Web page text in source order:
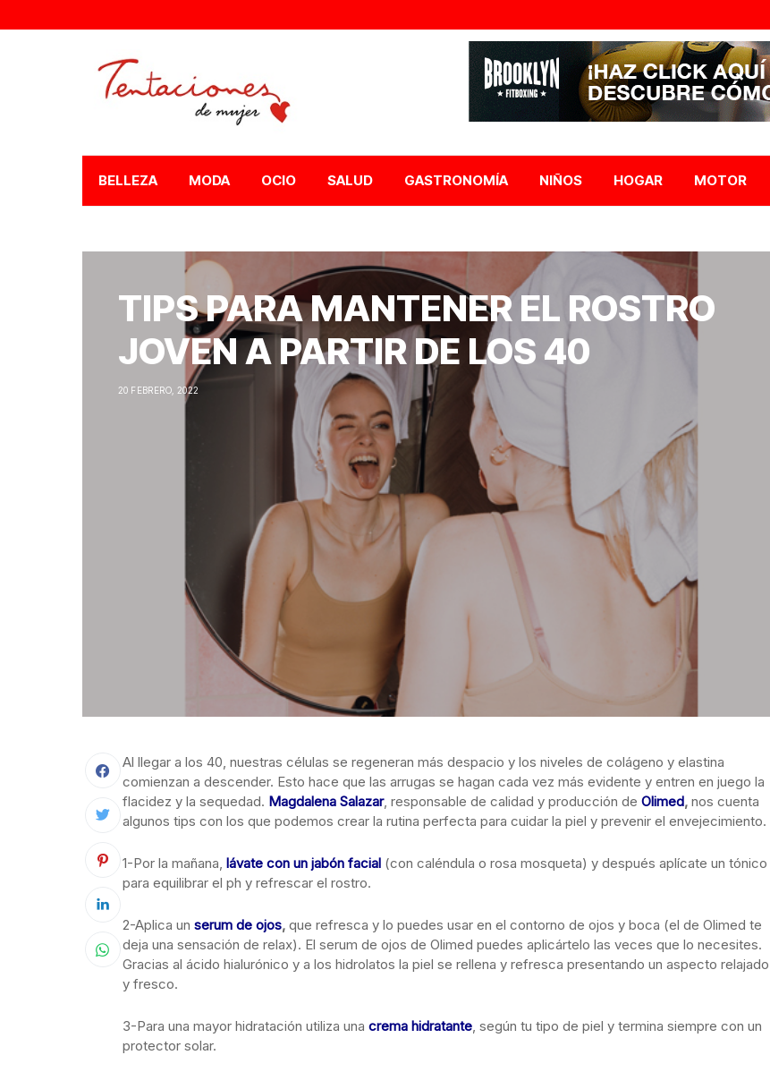
BELLEZA MODA OCIO SALUD GASTRONOMÍA NIÑOS HOGAR MOTOR
TIPS PARA MANTENER EL ROSTRO
JOVEN A PARTIR DE LOS 40
20 FEBRERO, 2022
Al llegar a los 40, nuestras células se regeneran más despacio y los niveles de colágeno y elastina
comienzan a descender. Esto hace que las arrugas se hagan cada vez más evidente y entren en juego la
flacidez y la sequedad. Magdalena Salazar, responsable de calidad y producción de Olimed, nos cuenta
algunos tips con los que podemos crear la rutina perfecta para cuidar la piel y prevenir el envejecimiento.
1-Por la mañana, lávate con un jabón facial (con caléndula o rosa mosqueta) y después aplícate un tónico
para equilibrar el ph y refrescar el rostro.
2-Aplica un serum de ojos, que refresca y lo puedes usar en el contorno de ojos y boca (el de Olimed te
deja una sensación de relax). El serum de ojos de Olimed puedes aplicártelo las veces que lo necesites.
Gracias al ácido hialurónico y a los hidrolatos la piel se rellena y refresca presentando un aspecto relajado
y fresco.
3-Para una mayor hidratación utiliza una crema hidratante, según tu tipo de piel y termina siempre con un
protector solar.